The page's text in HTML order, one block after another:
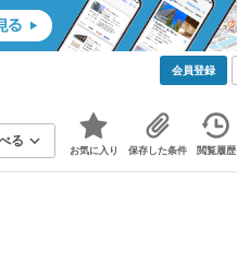
会員登録
る
お気に入り 保存した条件 閲覧履歴